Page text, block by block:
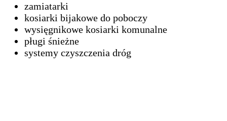
zamiatarki
kosiarki bijakowe do poboczy
wysięgnikowe kosiarki komunalne
pługi śnieżne
systemy czyszczenia dróg